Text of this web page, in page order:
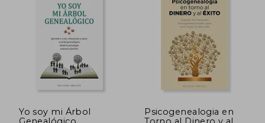
10%
Yo soy mi Árbol
Psicogenealogia en